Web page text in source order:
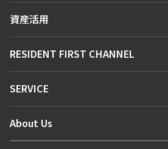
新着情報から探す
新着募集情報
お問い合わせ
資産活用
お問い合わせ
RESIDENT FIRST CHANNEL
マンションレポート
住まいのコラム
SERVICE
会員ページ
About Us